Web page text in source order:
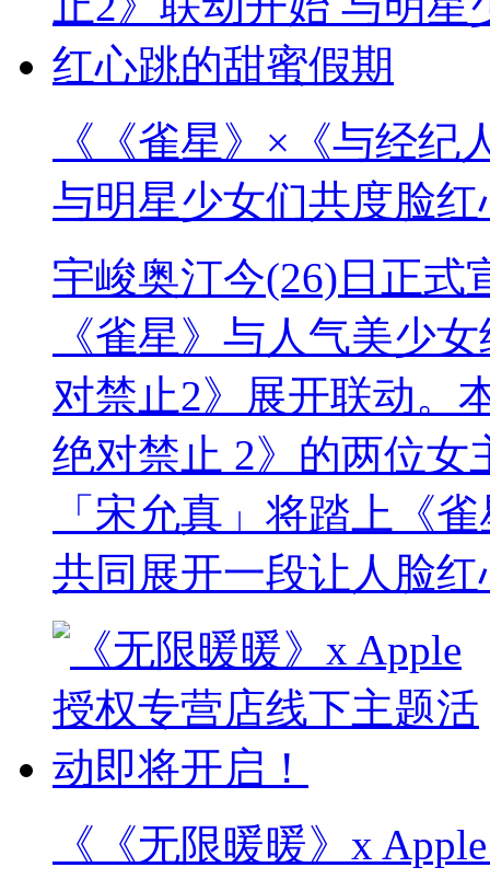
《《雀星》×《与经
与明星少女们共度脸
宇峻奥汀今(26)日正式
《雀星》与人气美少
对禁止2》展开联动。
绝对禁止 2》的两位
「宋允真」将踏上《
共同展开一段让人脸
《《无限暖暖》x